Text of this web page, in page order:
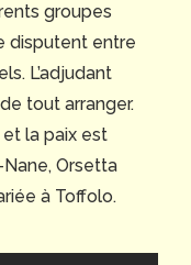
groupes
disputent entre
L’adjudant
tout arranger.
la paix est
Orsetta
à Toffolo.